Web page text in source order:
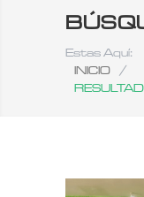
Estas Aquí:
INICIO
/